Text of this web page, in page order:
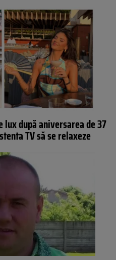
lux după aniversarea de 37
TV să se relaxeze